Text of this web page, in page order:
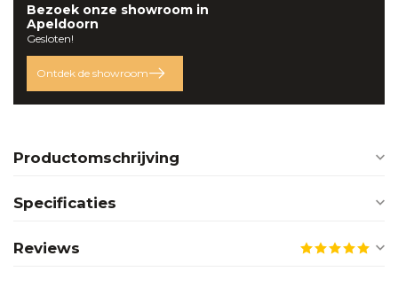
Bezoek onze showroom in
Apeldoorn
Gesloten!
Ontdek de showroom
Productomschrijving
Specificaties
Reviews